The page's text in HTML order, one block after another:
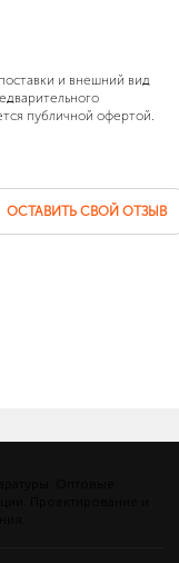
и внешний вид
публичной офертой.
ОСТАВИТЬ СВОЙ ОТЗЫВ